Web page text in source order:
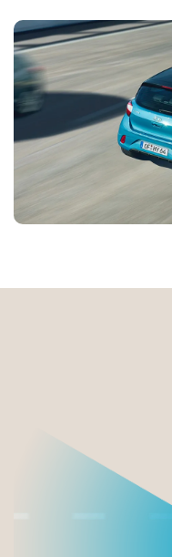
Especificaciones
N Line